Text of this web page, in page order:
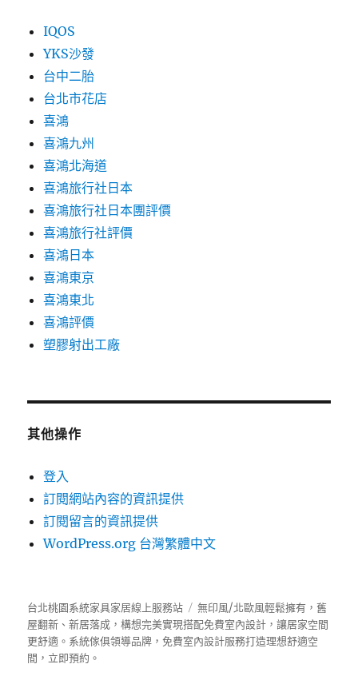
IQOS
YKS沙發
台中二胎
台北市花店
喜鴻
喜鴻九州
喜鴻北海道
喜鴻旅行社日本
喜鴻旅行社日本團評價
喜鴻旅行社評價
喜鴻日本
喜鴻東京
喜鴻東北
喜鴻評價
塑膠射出工廠
其他操作
登入
訂閱網站內容的資訊提供
訂閱留言的資訊提供
WordPress.org 台灣繁體中文
台北桃園系統家具家居線上服務站
無印風/北歐風輕鬆擁有，舊
屋翻新、新居落成，構想完美實現搭配免費室內設計，讓居家空間
更舒適。 系統傢俱領導品牌，免費室內設計服務打造理想舒適空
間，立即預約。